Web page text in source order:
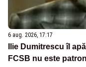
6 aug. 2026, 17:17
Ilie Dumitrescu îl
FCSB nu este